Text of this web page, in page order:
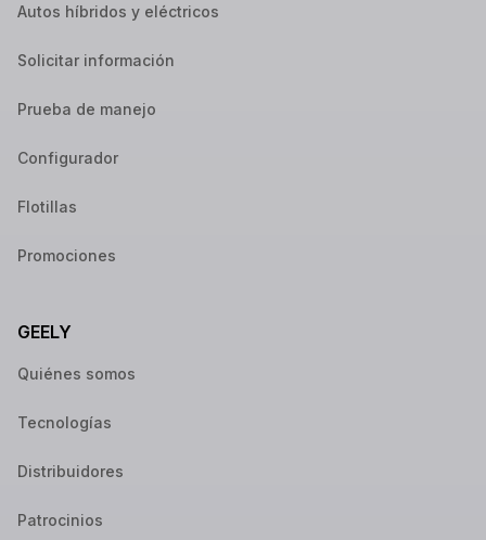
Autos híbridos y eléctricos
Solicitar información
Prueba de manejo
Configurador
Flotillas
Promociones
GEELY
Quiénes somos
Tecnologías
Distribuidores
Patrocinios